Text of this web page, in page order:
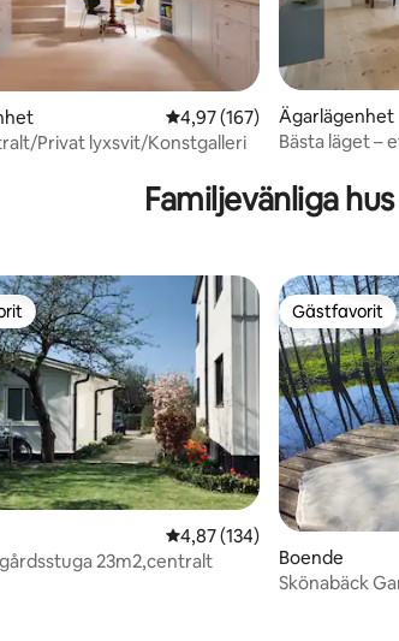
betyg, 113 omdömen
4,97 av 5 i genomsnittligt
4,97 (167)
Privat lyxsvit/Konstgalleri
Ägarlägenhet
Bästa läget –
Familjevänliga hus
4,87 av 5 i genomsnittligt
4,87 (134)
23m2,centralt
Gästfavorit
Gästfavorit
Boende
Skönabäck